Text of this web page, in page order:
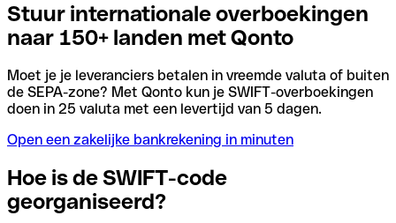
Stuur internationale overboekingen
naar 150+ landen met Qonto
Moet je je leveranciers betalen in vreemde valuta of buiten
de SEPA-zone? Met Qonto kun je SWIFT-overboekingen
doen in 25 valuta met een levertijd van 5 dagen.
Open een zakelijke bankrekening in minuten
Hoe is de SWIFT-code
georganiseerd?